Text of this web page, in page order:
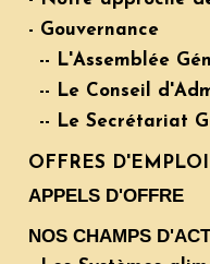
- Gouvernance
-- L'Assemblée
-- Le Conseil
-- Le Secrétariat
OFFRES D'EMPLOI
APPELS D'OFFRE
NOS CHAMPS